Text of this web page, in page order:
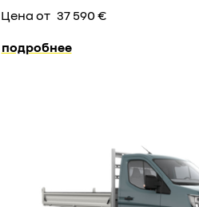
Цена от 37 590 €
подробнее